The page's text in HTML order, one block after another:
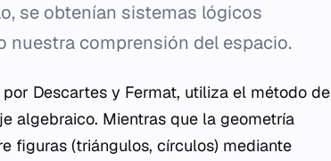
se obtenían sistemas lógicos
nuestra comprensión del espacio.
Descartes y Fermat, utiliza el método de
algebraico. Mientras que la geometría
figuras (triángulos, círculos) mediante